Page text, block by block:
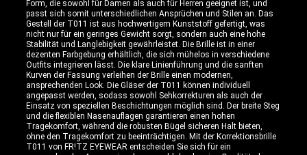
Form, die sowohl für Damen als auch für Herren geeignet ist, und
passt sich somit unterschiedlichen Ansprüchen und Stilen an. Das
Gestell der T011 ist aus hochwertigem Kunststoff gefertigt, was
nicht nur für ein geringes Gewicht sorgt, sondern auch eine hohe
Stabilität und Langlebigkeit gewährleistet. Die Brille ist in einer
dezenten Farbgebung erhältlich, die sich mühelos in verschiedene
Outfits integrieren lässt. Die klare Linienführung und die sanften
Kurven der Fassung verleihen der Brille einen modernen,
ansprechenden Look. Die Gläser der T011 können individuell
angepasst werden, sodass sowohl Sehkorrekturen als auch der
Einsatz von speziellen Beschichtungen möglich sind. Der breite Steg
und die flexiblen Nasenauflagen garantieren einen hohen
Tragekomfort, während die robusten Bügel sicheren Halt bieten,
ohne den Tragekomfort zu beeinträchtigen. Mit der Korrektionsbrille
T011 von FR!TZ EYEWEAR entscheiden Sie sich für ein